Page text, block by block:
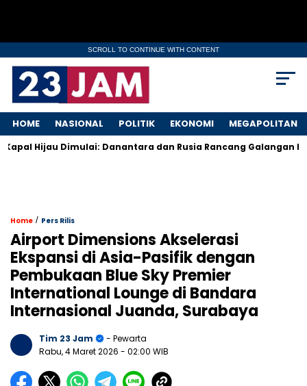
SCROLL TO CONTINUE WITH CONTENT
HOME NASIONAL POLITIK EKONOMI MEGAPOLITAN
Hijau Dimulai: Danantara dan Rusia Rancang Galangan Bersih
Home / Pers Rilis
Airport Dimensions Akselerasi
Ekspansi di Asia-Pasifik dengan
Pembukaan Blue Sky Premier
International Lounge di Bandara
Internasional Juanda, Surabaya
Tim 23 Jam
- Pewarta
Rabu, 4 Maret 2026 - 02:00 WIB